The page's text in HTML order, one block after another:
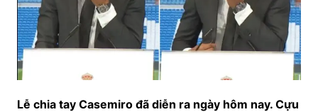
Lễ chia tay Casemiro đã diễn ra ngày hôm nay. Cựu